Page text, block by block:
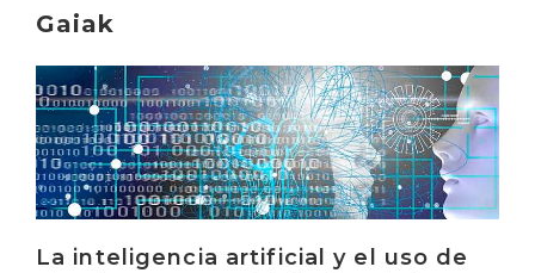
Gaiak
La inteligencia artificial y el uso de